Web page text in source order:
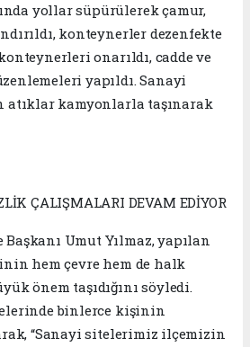
yollar süpürülerek çamur,
konteynerler dezenfekte
onarıldı, cadde ve
yapıldı. Sanayi
atıklar kamyonlarla taşınarak
ÇALIŞMALARI DEVAM EDİYOR
Umut Yılmaz, yapılan
hem çevre hem de halk
önem taşıdığını söyledi.
binlerce kişinin
“Sanayi sitelerimiz ilçemizin